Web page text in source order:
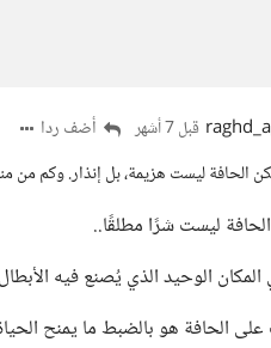
قبل 7 أشهر
أضف ردا
الحافة ليست هزيمة، بل إنذار. وكم من
ليست شرًا مطلقًا..
الوحيد الذي يُصنع فيه
الحافة هو بالضبط ما يمنح